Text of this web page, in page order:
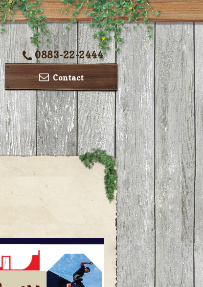
0883-22-2444
Contact